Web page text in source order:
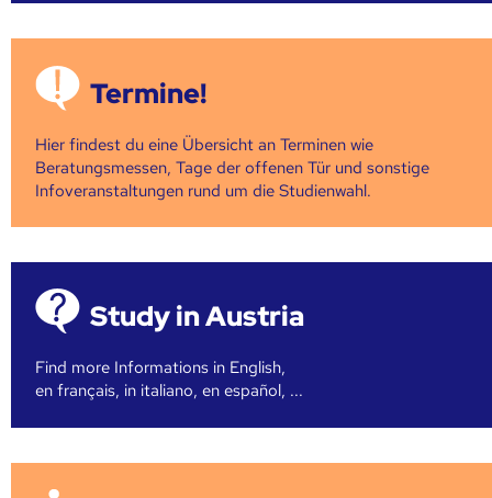
Termine!
Hier findest du eine Übersicht an Terminen wie
Beratungsmessen, Tage der offenen Tür und sonstige
Infoveranstaltungen rund um die Studienwahl.
Study in Austria
Find more Informations in English,
en français, in italiano, en español, ...